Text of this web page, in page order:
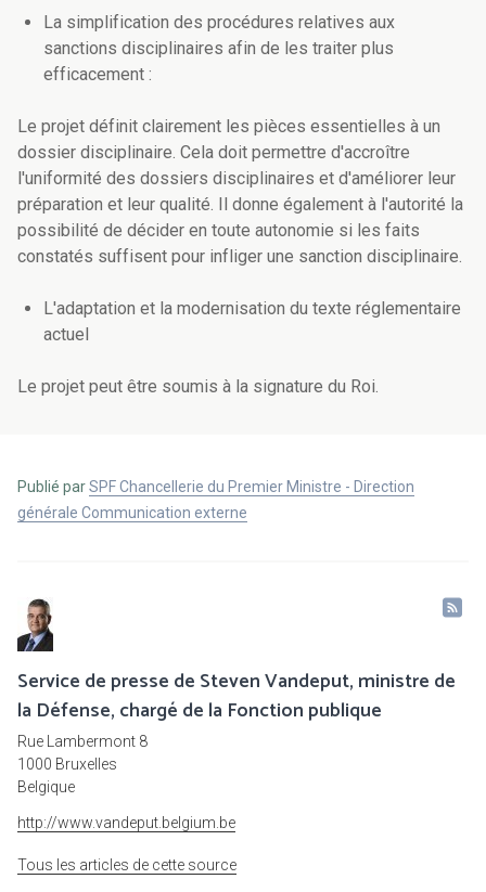
La simplification des procédures relatives aux
sanctions disciplinaires afin de les traiter plus
efficacement :
Le projet définit clairement les pièces essentielles à un
dossier disciplinaire. Cela doit permettre d'accroître
l'uniformité des dossiers disciplinaires et d'améliorer leur
préparation et leur qualité. Il donne également à l'autorité la
possibilité de décider en toute autonomie si les faits
constatés suffisent pour infliger une sanction disciplinaire.
L'adaptation et la modernisation du texte réglementaire
actuel
Le projet peut être soumis à la signature du Roi.
Publié parSPF Chancellerie du Premier Ministre - Direction
générale Communication externe
Service de presse de Steven Vandeput, ministre de
la Défense, chargé de la Fonction publique
Rue Lambermont 8
1000 Bruxelles
Belgique
http://www.vandeput.belgium.be
Tous les articles de cette source